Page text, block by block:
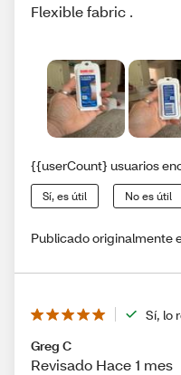
Flexible fabric .
{{userCount} usuarios
Sí, es útil No es útil
Publicado originalmente
Sí, lo
Greg C
Revisado Hace 1 mes